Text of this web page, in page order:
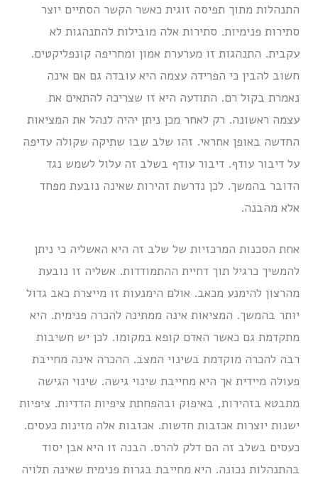
התנהלות מתוך תפיסה זוגית כאשר הקשר הסתיים יוצר
סתירות פנימיות. סתירות אלה מובילות להתנהגות לא
עקבית. התנהגות זו מערערת אמון ומחריפה קונפליקטים.
חשוב להבין כי הפרידה עצמה היא עובדה גם אם אינה
נאמרת בקול רם. התודעה היא זו שצריכה להתאים את
עצמה ראשונה. רק לאחר מכן ניתן יהיה לנהל את המציאות
החדשה באופן אחראי. זהו שלב שבו שתיקה שקולה עדיפה
על דיבור עודף. דיבור עודף בשלב זה עלול לשמש נגד
הדובר בהמשך. לכן נדרשת זהירות שאינה נובעת מפחד
אלא מהבנה.
אחת הסכנות המרכזיות של שלב זה היא האשליה כי ניתן
להמשיך כרגיל תוך דחיית ההתמודדות. אשליה זו נובעת
מהרצון להימנע מכאב. אולם הימנעות זו מייצרת כאב גדול
יותר בהמשך. המציאות אינה ממתינה להכרה פנימית. היא
מתקדמת גם כאשר האדם קופא במקומו. לכן יש חשיבות
רבה להכרה מוקדמת בשינוי המצב. ההכרה אינה מחייבת
פעולה מיידית אך היא מחייבת שינוי גישה. שינוי הגישה
מתבטא בזהירות, באיפוק ובהפחתת ציפיות הדדיות. ציפיות
ישנות יוצרות אכזבות חדשות. אכזבות אלה מזינות כעסים.
כעסים בשלב זה הם דלק להרס. הבנה זו היא אבן יסוד
בהתנהלות נכונה. היא מחייבת בגרות פנימית שאינה תלויה